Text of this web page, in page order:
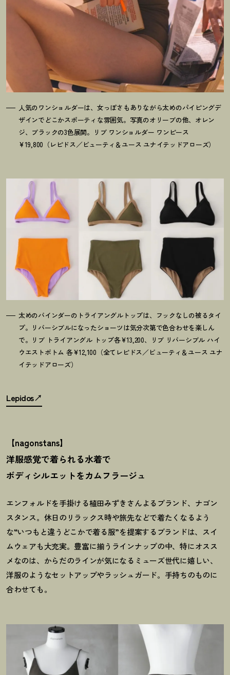
人気のワンショルダーは、女っぽさもありながら太めのパイピングデ
ザインでどこかスポーティな雰囲気。写真のオリーブの他、オレン
ジ、ブラックの3色展開。リブ ワンショルダー ワンピース
¥19,800（レピドス／ビューティ＆ユース ユナイテッドアローズ）
太めのバインダーのトライアングルトップは、フックなしの被るタイ
プ。リバーシブルになったショーツは気分次第で色合わせを楽しん
で。リブ トライアングル トップ各¥13,200、リブ リバーシブル ハイ
ウエストボトム 各¥12,100（全てレピドス／ビューティ＆ユース ユナ
イテッドアローズ）
Lepidos
【nagonstans】
洋服感覚で着られる水着で
ボディシルエットをカムフラージュ
エンフォルドを手掛ける植田みずきさんよるブランド、ナゴン
スタンス。休日のリラックス時や旅先などで着たくなるよう
な“いつもと違うどこかで着る服”を提案するブランドは、スイ
ムウェアも大充実。豊富に揃うラインナップの中、特にオスス
メなのは、からだのラインが気になるミューズ世代に嬉しい、
洋服のようなセットアップやラッシュガード。手持ちのものに
合わせても。